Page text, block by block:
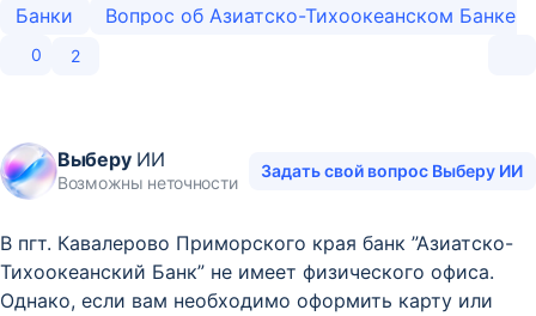
Банки Вопрос об Азиатско-Тихоокеанском Банке
0 2
ВыберуИИ
Возможны неточности
Задать свой вопрос Выберу ИИ
В пгт. Кавалерово Приморского края банк ”Азиатско-
Тихоокеанский Банк” не имеет физического офиса.
Однако, если вам необходимо оформить карту или